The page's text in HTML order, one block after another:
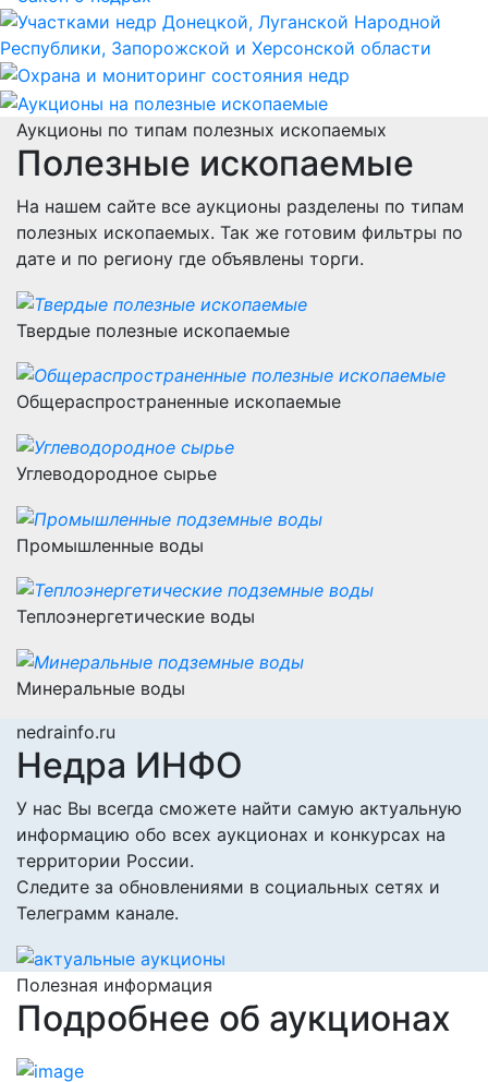
Аукционы по типам полезных ископаемых
Полезные ископаемые
На нашем сайте все аукционы разделены по типам
полезных ископаемых. Так же готовим фильтры по
дате и по региону где объявлены торги.
Твердые полезные ископаемые
Общераспространенные ископаемые
Углеводородное сырье
Промышленные воды
Теплоэнергетические воды
Минеральные воды
nedrainfo.ru
Недра ИНФО
У нас Вы всегда сможете найти самую актуальную
информацию обо всех аукционах и конкурсах на
территории России.
Следите за обновлениями в социальных сетях и
Телеграмм канале.
Полезная информация
Подробнее об аукционах